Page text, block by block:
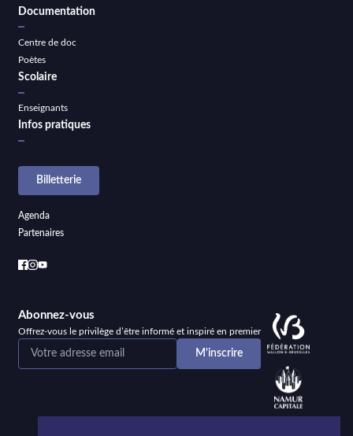
Documentation
Centre de doc
Poètes
Scolaire
Enseignants
Infos pratiques
Billetterie
Agenda
Partenaires
Abonnez-vous
Offrez-vous le privilège d’être informé et inspiré en premier